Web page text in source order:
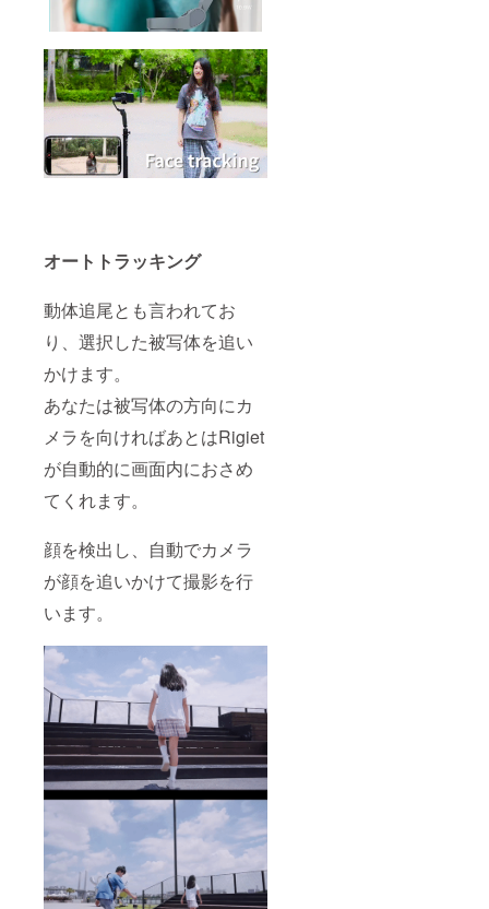
オートトラッキング
動体追尾とも言われてお
り、選択した被写体を追い
かけます。
あなたは被写体の方向にカ
メラを向ければあとはRigiet
が自動的に画面内におさめ
てくれます。
顔を検出し、自動でカメラ
が顔を追いかけて撮影を行
います。